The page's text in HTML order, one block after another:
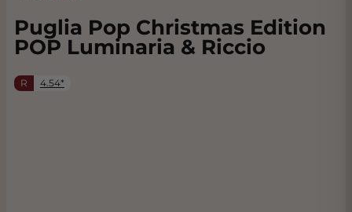
Puglia Pop Christmas Edition
POP Luminaria & Riccio
R 4.54*